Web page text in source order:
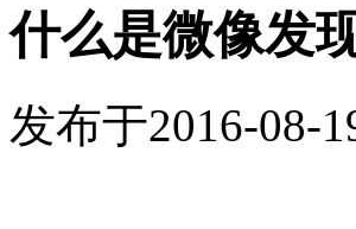
什么是微像发
发布于2016-08-